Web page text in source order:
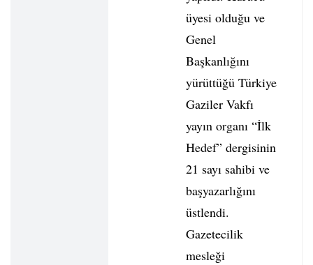
üyesi olduğu ve
Genel
Başkanlığını
yürüttüğü Türkiye
Gaziler Vakfı
yayın organı “İlk
Hedef” dergisinin
21 sayı sahibi ve
başyazarlığını
üstlendi.
Gazetecilik
mesleği